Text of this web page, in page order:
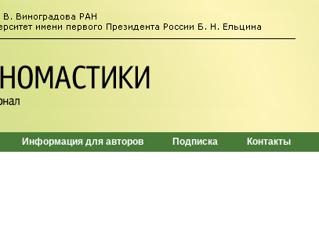
Информация для авторов Подписка Контакты